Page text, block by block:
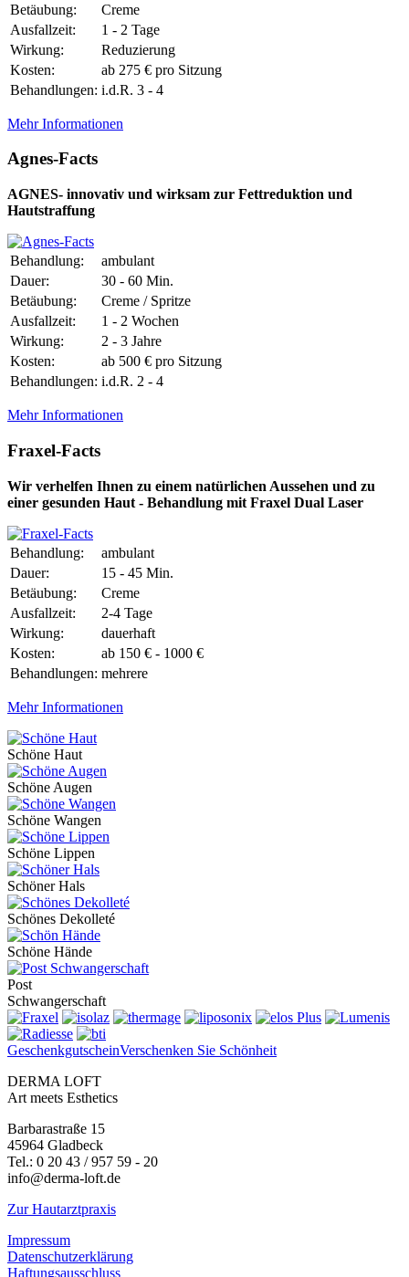
Betäubung:
Creme
Ausfallzeit:
1 - 2 Tage
Wirkung:
Reduzierung
Kosten:
ab 275 € pro Sitzung
Behandlungen: i.d.R. 3 - 4
Mehr Informationen
Agnes-Facts
AGNES- innovativ und wirksam zur Fettreduktion und
Hautstraffung
Behandlung:
ambulant
Dauer:
30 - 60 Min.
Betäubung:
Creme / Spritze
Ausfallzeit:
1 - 2 Wochen
Wirkung:
2 - 3 Jahre
Kosten:
ab 500 € pro Sitzung
Behandlungen: i.d.R. 2 - 4
Mehr Informationen
Fraxel-Facts
Wir verhelfen Ihnen zu einem natürlichen Aussehen und zu
einer gesunden Haut - Behandlung mit Fraxel Dual Laser
Behandlung:
ambulant
Dauer:
15 - 45 Min.
Betäubung:
Creme
Ausfallzeit:
2-4 Tage
Wirkung:
dauerhaft
Kosten:
ab 150 € - 1000 €
Behandlungen: mehrere
Mehr Informationen
Schöne Haut
Schöne Augen
Schöne Wangen
Schöne Lippen
Schöner Hals
Schönes Dekolleté
Schöne Hände
Post
Schwan­ger­schaft
GeschenkgutscheinVerschenken Sie Schönheit
DERMA LOFT
Art meets Esthetics
Barbarastraße 15
45964 Gladbeck
Tel.: 0 20 43 / 957 59 - 20
info@derma-loft.de
Zur Hautarztpraxis
Impressum
Datenschutzerklärung
Haftungsausschluss